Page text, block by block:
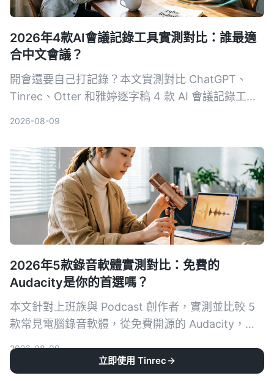
2026年4款AI會議記錄工具實測對比：誰最適
合中文會議？
開會還要自己打記錄？本文實測對比 ChatGPT、
Tinrec、Otter 和雅婷逐字稿 4 款 AI 會議記錄工
2026-08-09
2026年5款錄音軟體實測對比：免費的
Audacity是你的首選嗎？
本文針對上班族與 Podcast 創作者，實測並比較 5
款常見電腦錄音軟體，從免費開源的 Audacity，到
己的錄音方案。
2026-08-09
立即使用 Tinrec